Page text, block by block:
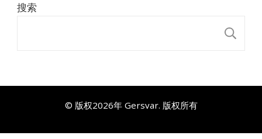
搜索
© 版权2026年 Gersvar. 版权所有